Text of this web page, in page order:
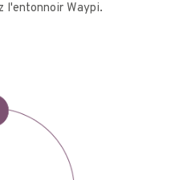
l'entonnoir Waypi.